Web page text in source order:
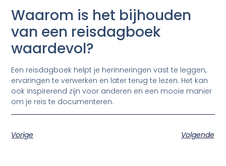
Waarom is het bijhouden
van een reisdagboek
waardevol?
Een reisdagboek helpt je herinneringen vast te leggen,
ervaringen te verwerken en later terug te lezen. Het kan
ook inspirerend zijn voor anderen en een mooie manier
om je reis te documenteren.
Vorige Volgende